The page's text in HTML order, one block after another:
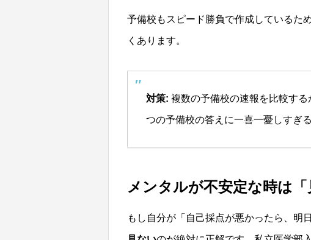
予備校もスピード勝負で作成しているため
くあります。
対策: 複数の予備校の速報を比較す
つの予備校の答えに一喜一憂しすぎ
メンタルが不安定な時は
もし自分が「自己採点が悪かったら、明